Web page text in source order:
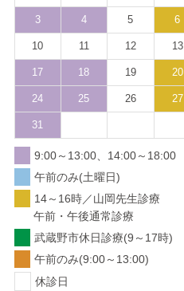
3 4 5 6
10 11 12 13
17 18 19 20
24 25 26 27
31
9:00～13:00、14:00～18:00
午前のみ(土曜日)
14～16時／山岡先生診療
午前・午後通常診療
武蔵野市休日診療(9～17時)
午前のみ(9:00～13:00)
休診日